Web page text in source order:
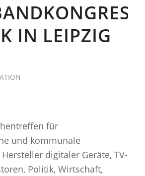
IN LEIPZIG
für
und kommunale
digitaler Geräte, TV-
Politik, Wirtschaft,